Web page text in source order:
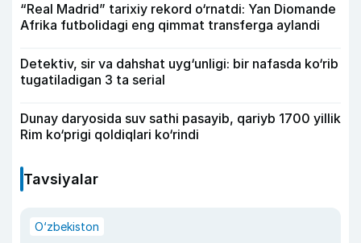
“Real Madrid” tarixiy rekord o‘rnatdi: Yan Diomande
Afrika futbolidagi eng qimmat transferga aylandi
Detektiv, sir va dahshat uyg‘unligi: bir nafasda ko‘rib
tugatiladigan 3 ta serial
Dunay daryosida suv sathi pasayib, qariyb 1700 yillik
Rim ko‘prigi qoldiqlari ko‘rindi
Tavsiyalar
O‘zbekiston